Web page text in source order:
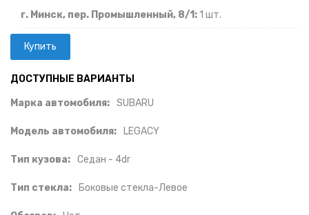
г. Минск, пер. Промышленный, 8/1:1 шт.
ДОСТУПНЫЕ ВАРИАНТЫ
Марка автомобиля: SUBARU
Модель автомобиля: LEGACY
Тип кузова: Седан - 4dr
Тип стекла: Боковые стекла-Левое